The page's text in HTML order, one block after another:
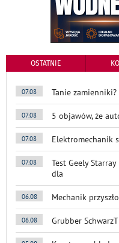
OSTATNIE
07.08 Tanie
07.08 5 objawów, że
07.08 Elektromechanik
07.08
Test Geely
dla
06.08 Mechanik
06.08 Grubber